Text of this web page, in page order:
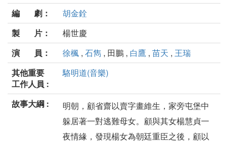
編 劇：
胡金銓
製 片：
楊世慶
演 員：
徐楓 , 石雋 , 田鵬 , 白鷹 , 苗天 , 王瑞
其他重要
工作人員 :
駱明道(音樂)
故事大綱 :
明朝，顧省齋以賣字畫維生，家旁屯堡中
躲居著一對逃難母女。顧與其女楊慧貞一
夜情緣，發現楊女為朝廷重臣之後，顧以